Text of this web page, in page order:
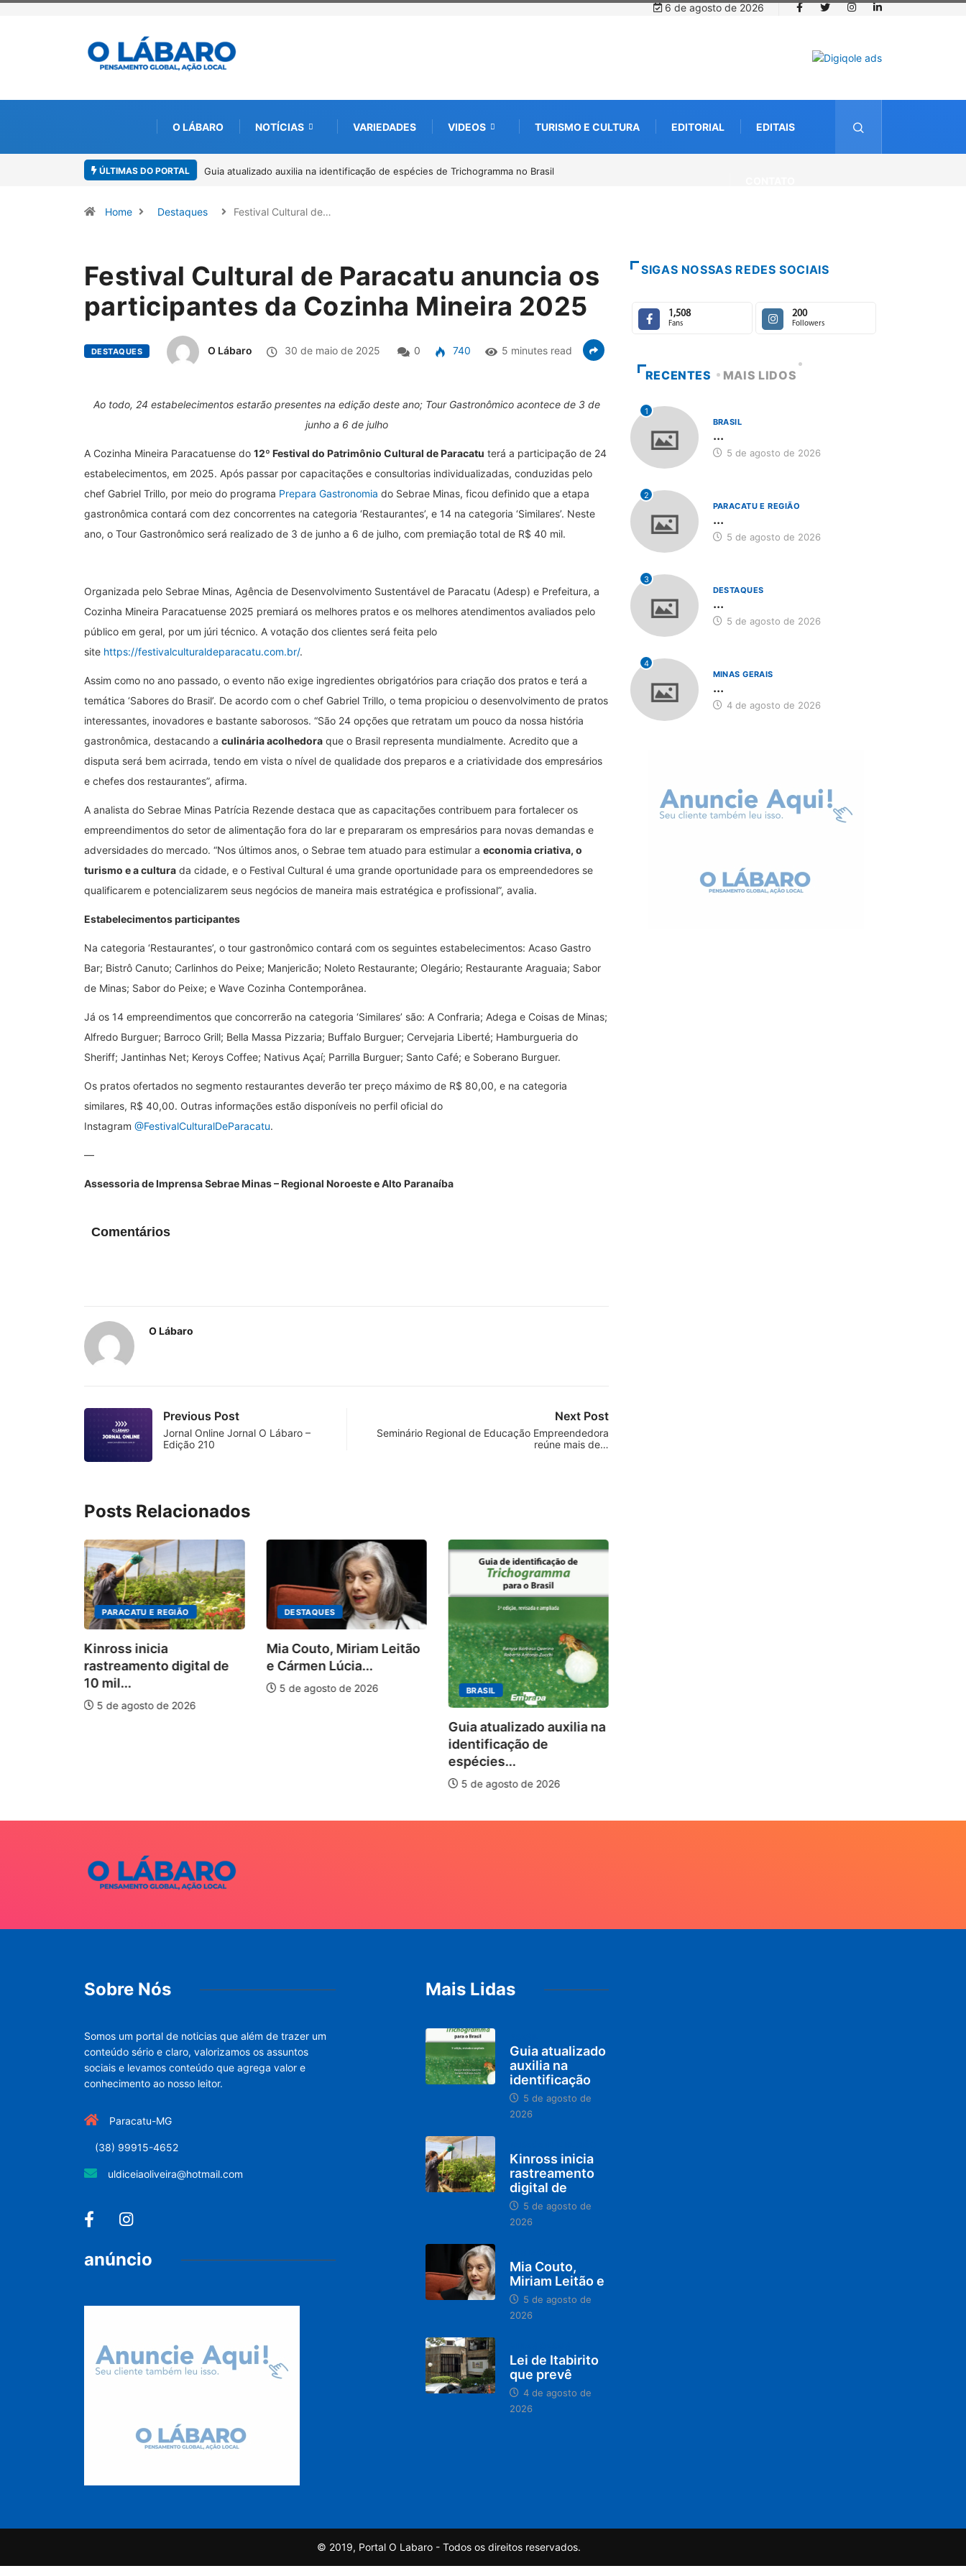
6 de agosto de 2026
O LÁBARO NOTÍCIAS VARIEDADES VIDEOS TURISMO E CULTURA EDITORIAL EDITAIS
ÚLTIMAS DO PORTALGuia atualizado auxilia na identificação de espécies de Trichogramma no BrasilKinross inicia rastreamento digital de 10 mil mudas usadas na recuperação
Home Destaques Festival Cultural de…
Festival Cultural de Paracatu anuncia os
participantes da Cozinha Mineira 2025
DESTAQUES O Lábaro 30 de maio de 2025 0 740 5 minutes read
Ao todo, 24 estabelecimentos estarão presentes na edição deste ano; Tour Gastronômico acontece de 3 de
junho a 6 de julho
A Cozinha Mineira Paracatuense do 12º Festival do Patrimônio Cultural de Paracatu terá a participação de 24
estabelecimentos, em 2025. Após passar por capacitações e consultorias individualizadas, conduzidas pelo
chef Gabriel Trillo, por meio do programa Prepara Gastronomia do Sebrae Minas, ficou definido que a etapa
gastronômica contará com dez concorrentes na categoria ‘Restaurantes’, e 14 na categoria ‘Similares’. Neste
ano, o Tour Gastronômico será realizado de 3 de junho a 6 de julho, com premiação total de R$ 40 mil.
Organizada pelo Sebrae Minas, Agência de Desenvolvimento Sustentável de Paracatu (Adesp) e Prefeitura, a
Cozinha Mineira Paracatuense 2025 premiará os melhores pratos e os melhores atendimentos avaliados pelo
público em geral, por um júri técnico. A votação dos clientes será feita pelo
site https://festivalculturaldeparacatu.com.br/.
Assim como no ano passado, o evento não exige ingredientes obrigatórios para criação dos pratos e terá a
temática ‘Sabores do Brasil’. De acordo com o chef Gabriel Trillo, o tema propiciou o desenvolvimento de pratos
interessantes, inovadores e bastante saborosos. “São 24 opções que retratam um pouco da nossa história
gastronômica, destacando a culinária acolhedora que o Brasil representa mundialmente. Acredito que a
disputa será bem acirrada, tendo em vista o nível de qualidade dos preparos e a criatividade dos empresários
e chefes dos restaurantes”, afirma.
A analista do Sebrae Minas Patrícia Rezende destaca que as capacitações contribuem para fortalecer os
empreendimentos do setor de alimentação fora do lar e prepararam os empresários para novas demandas e
adversidades do mercado. “Nos últimos anos, o Sebrae tem atuado para estimular a economia criativa, o
turismo e a cultura da cidade, e o Festival Cultural é uma grande oportunidade para os empreendedores se
qualificarem e potencializarem seus negócios de maneira mais estratégica e profissional”, avalia.
Estabelecimentos participantes
Na categoria ‘Restaurantes’, o tour gastronômico contará com os seguintes estabelecimentos: Acaso Gastro
Bar; Bistrô Canuto; Carlinhos do Peixe; Manjericão; Noleto Restaurante; Olegário; Restaurante Araguaia; Sabor
de Minas; Sabor do Peixe; e Wave Cozinha Contemporânea.
Já os 14 empreendimentos que concorrerão na categoria ‘Similares’ são: A Confraria; Adega e Coisas de Minas;
Alfredo Burguer; Barroco Grill; Bella Massa Pizzaria; Buffalo Burguer; Cervejaria Liberté; Hamburgueria do
Sheriff; Jantinhas Net; Keroys Coffee; Nativus Açaí; Parrilla Burguer; Santo Café; e Soberano Burguer.
Os pratos ofertados no segmento restaurantes deverão ter preço máximo de R$ 80,00, e na categoria
similares, R$ 40,00. Outras informações estão disponíveis no perfil oficial do
Instagram @FestivalCulturalDeParacatu.
—
Assessoria de Imprensa Sebrae Minas – Regional Noroeste e Alto Paranaíba
Comentários
O Lábaro
Previous Post
Jornal Online Jornal O Lábaro –
Edição 210
Next Post
Seminário Regional de Educação Empreendedora
reúne mais de…
Posts Relacionados
PARACATU E REGIÃO
Kinross inicia
rastreamento digital de
10 mil...
5 de agosto de 2026
DESTAQUES
Mia Couto, Miriam Leitão
e Cármen Lúcia...
5 de agosto de 2026 BRASIL
Guia atualizado auxilia na
identificação de
espécies...
5 de agosto de 2026
SIGAS NOSSAS REDES SOCIAIS
1,508
Fans
200
Followers
RECENTES MAIS LIDOS
1
BRASIL
...
5 de agosto de 2026
2
PARACATU E REGIÃO
...
5 de agosto de 2026
3
DESTAQUES
...
5 de agosto de 2026
4
MINAS GERAIS
...
4 de agosto de 2026
Sobre Nós
Somos um portal de noticias que além de trazer um
conteúdo sério e claro, valorizamos os assuntos
sociais e levamos conteúdo que agrega valor e
conhecimento ao nosso leitor.
Paracatu-MG
(38) 99915-4652
uldiceiaoliveira@hotmail.com
anúncio
Mais Lidas
Guia atualizado
auxilia na
identificação
5 de agosto de
2026
Kinross inicia
rastreamento
digital de
5 de agosto de
2026
Mia Couto,
Miriam Leitão e
5 de agosto de
2026
Lei de Itabirito
que prevê
4 de agosto de
2026
© 2019, Portal O Labaro - Todos os direitos reservados.